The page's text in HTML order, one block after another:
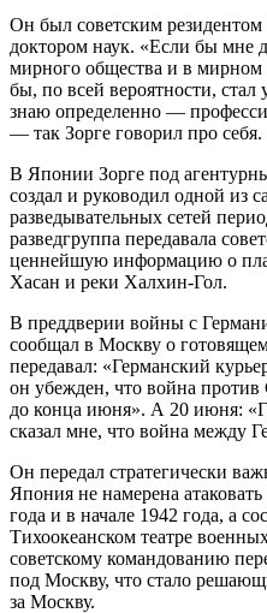
Он был советским
доктором наук. «Если бы мне
мирного общества и в
бы, по всей вероятности,
знаю определенно —
— так Зорге говорил про себя.
В Японии Зорге под
создал и руководил одной из
разведывательных сетей
разведгруппа передавала
ценнейшую информацию о
Хасан и реки Халхин-Гол.
В преддверии войны с
сообщал в Москву о
передавал: «Германский
он убежден, что война
до конца июня». А 20 июня:
сказал мне, что война между
Он передал стратегически
Япония не намерена
года и в начале 1942 года, а
Тихоокеанском театре
советскому командованию
под Москву, что стало
за Москву.